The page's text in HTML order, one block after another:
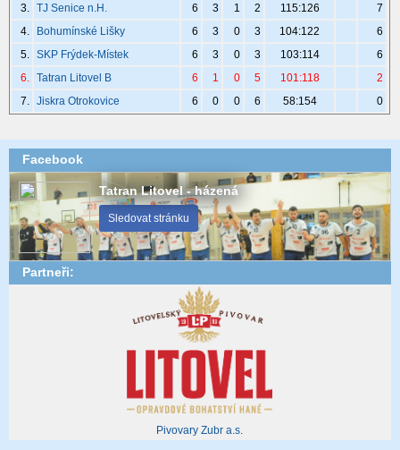
3.
TJ Senice n.H. 6 3 1 2 115:126
7
4.
Bohumínské Lišky 6 3 0 3 104:122
6
5.
SKP Frýdek-Místek 6 3 0 3 103:114
6
6.
Tatran Litovel B 6 1 0 5 101:118
2
7.
Jiskra Otrokovice 6 0 0 6 58:154 0
Facebook
Tatran Litovel - házená
Sledovat stránku
Partneři:
Pivovary Zubr a.s.